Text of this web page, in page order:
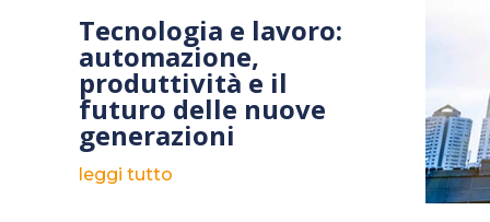
Tecnologia e lavoro:
automazione,
produttività e il
futuro delle nuove
generazioni
leggi tutto